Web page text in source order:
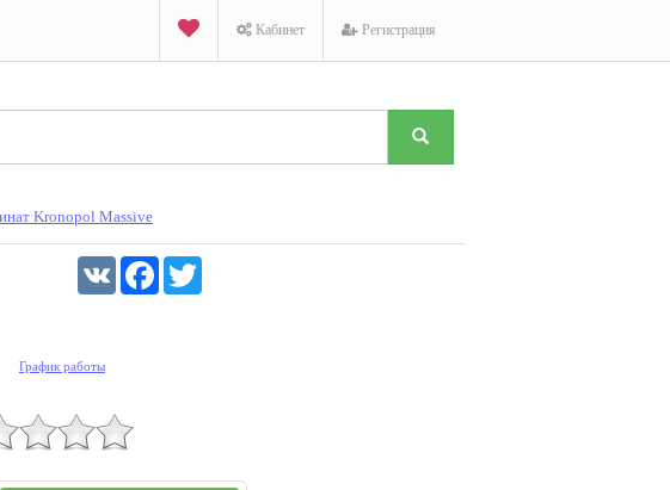
Кабинет Регистрация
Kronopol Massive
График работы
VK Facebook